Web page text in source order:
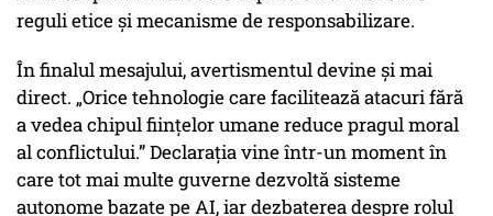
reguli etice și mecanisme de responsabilizare.
În finalul mesajului, avertismentul devine și mai
direct. „Orice tehnologie care facilitează atacuri fără
a vedea chipul ființelor umane reduce pragul moral
al conflictului.” Declarația vine într-un moment în
care tot mai multe guverne dezvoltă sisteme
autonome bazate pe AI, iar dezbaterea despre rolul